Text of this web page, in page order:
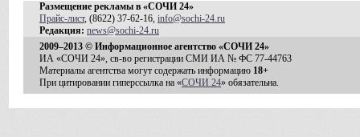
Размещение рекламы в «СОЧИ 24»
Прайс-лист, (8622) 37-62-16, info@sochi-24.ru
Редакция: news@sochi-24.ru
2009–2013 © Информационное агентство «СОЧИ 24»
ИА «СОЧИ 24», св-во регистрации СМИ ИА № ФС 77-44763
Материалы агентства могут содержать информацию 18+
При цитировании гиперссылка на «СОЧИ 24» обязательна.